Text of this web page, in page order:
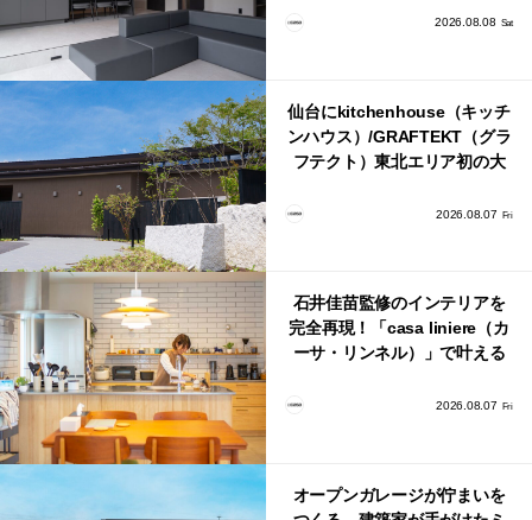
2026.08.08 Sat
仙台にkitchenhouse（キッチ
ンハウス）/GRAFTEKT（グラ
フテクト）東北エリア初の大
2026.08.07 Fri
石井佳苗監修のインテリアを
完全再現！「casa liniere（カ
ーサ・リンネル）」で叶える
2026.08.07 Fri
オープンガレージが佇まいを